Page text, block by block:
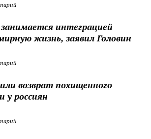
интеграцией
жизнь, заявил Головин
возврат похищенного
россиян